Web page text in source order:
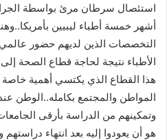
استئصال سرطان مرئ بواسطة
أشهر خمسة أطباء ليبيين
التخصصات الذين لديهم حضور
الأطباء نتيجة لحاجة قطاع الصحة
هذا القطاع الذي يكتسي أهمية
المواطن والمجتمع بكامله..الوطن
وتمكينهم من الدراسة بأرقى
هو أن يعودوا إليه بعد انتهاء